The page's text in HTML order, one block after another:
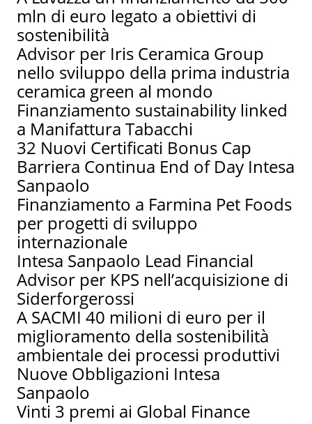
mln di euro legato a obiettivi di
sostenibilità
Advisor per Iris Ceramica Group
nello sviluppo della prima industria
ceramica green al mondo
Finanziamento sustainability linked
a Manifattura Tabacchi
32 Nuovi Certificati Bonus Cap
Barriera Continua End of Day Intesa
Sanpaolo
Finanziamento a Farmina Pet Foods
per progetti di sviluppo
internazionale
Intesa Sanpaolo Lead Financial
Advisor per KPS nell’acquisizione di
Siderforgerossi
A SACMI 40 milioni di euro per il
miglioramento della sostenibilità
ambientale dei processi produttivi
Nuove Obbligazioni Intesa
Sanpaolo
Vinti 3 premi ai Global Finance